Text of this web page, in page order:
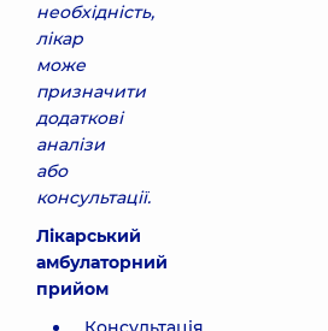
необхідність,
лікар
може
призначити
додаткові
аналізи
або
консультації.
Лікарський
амбулаторний
прийом